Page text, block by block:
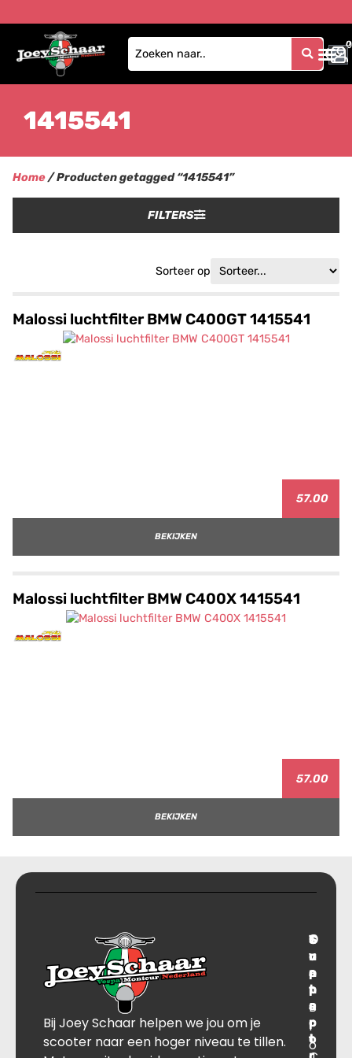
0
0
1415541
Home/ Producten getagged “1415541”
FILTERS
Sorteer op
Malossi luchtfilter BMW C400GT 1415541
57.00
BEKIJKEN
Malossi luchtfilter BMW C400X 1415541
57.00
BEKIJKEN
Bij Joey Schaar helpen we jou om je
scooter naar een hoger niveau te tillen.
T
r
a
n
s
p
o
O
v
e
r
B
l
o
S
u
p
p
o
r
t
C
o
n
t
a
c
t